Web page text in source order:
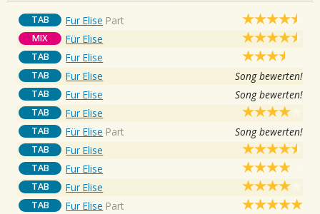
TAB Fur Elise Part
MIX Für Elise
TAB Fur Elise
TAB Fur Elise Song bewerten!
TAB Fur Elise Song bewerten!
TAB Fur Elise
TAB Für Elise Part Song bewerten!
TAB Fur Elise
TAB Fur Elise
TAB Fur Elise
TAB Fur Elise Part